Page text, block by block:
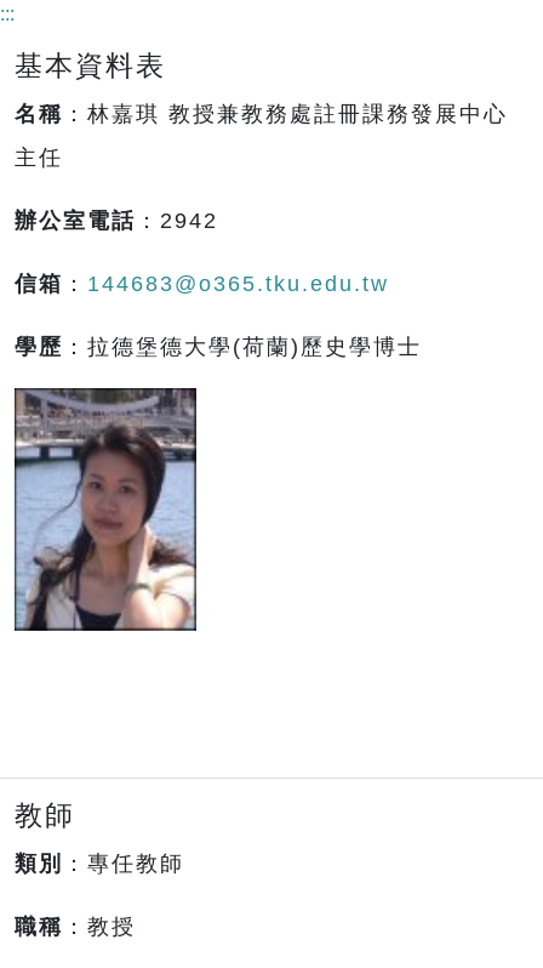
:::
基本資料表
名稱 ：林嘉琪 教授兼教務處註冊課務發展中心
主任
辦公室電話 ：2942
信箱 ： 144683@o365.tku.edu.tw
學歷 ：拉德堡德大學(荷蘭)歷史學博士
教師
類別 ：專任教師
職稱 ：教授